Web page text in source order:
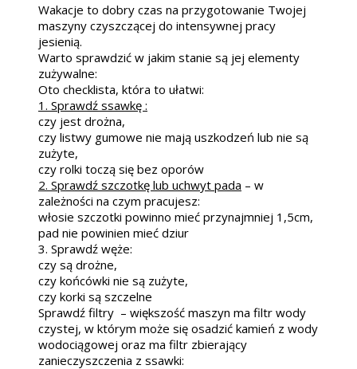
Wakacje to dobry czas na przygotowanie Twojej
maszyny czyszczącej do intensywnej pracy
jesienią.
Warto sprawdzić w jakim stanie są jej elementy
zużywalne:
Oto checklista, która to ułatwi:
1. Sprawdź ssawkę :
czy jest drożna,
czy listwy gumowe nie mają uszkodzeń lub nie są
zużyte,
czy rolki toczą się bez oporów
2. Sprawdź szczotkę lub uchwyt pada – w
zależności na czym pracujesz:
włosie szczotki powinno mieć przynajmniej 1,5cm,
pad nie powinien mieć dziur
3. Sprawdź węże:
czy są drożne,
czy końcówki nie są zużyte,
czy korki są szczelne
Sprawdź filtry – większość maszyn ma filtr wody
czystej, w którym może się osadzić kamień z wody
wodociągowej oraz ma filtr zbierający
zanieczyszczenia z ssawki: